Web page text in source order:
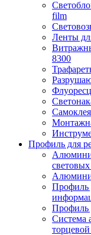
film
Ленты
8300
Профиль для
Профиль
Профиль
Система